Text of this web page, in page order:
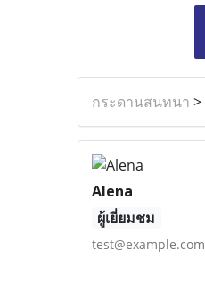
กระดานสนทนา >
Alena
ผู้เยี่ยมชม
test@example.com